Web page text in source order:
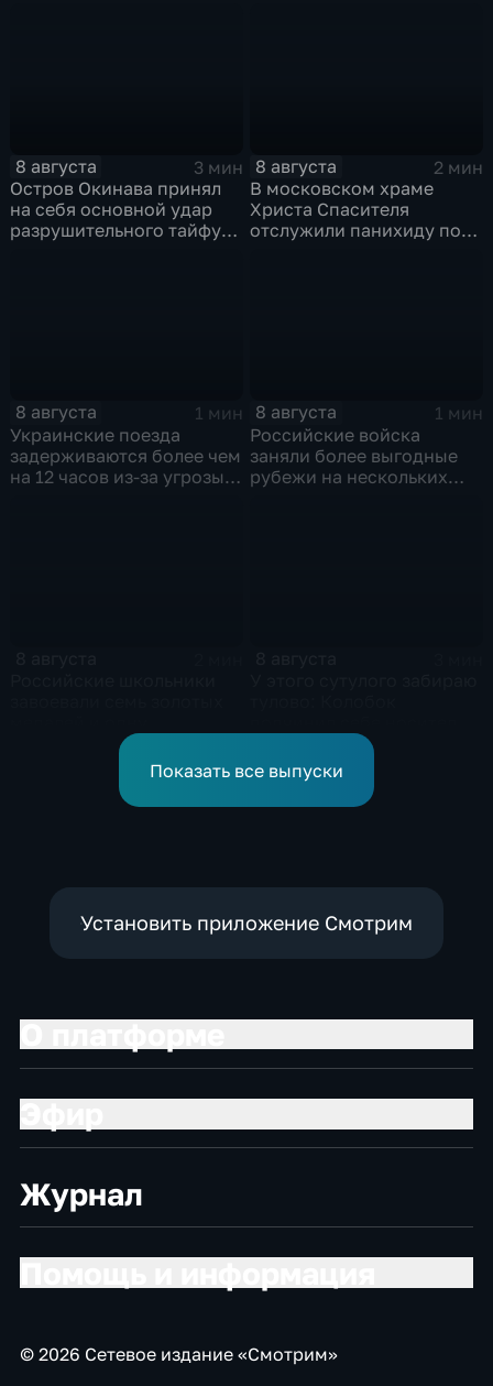
8 августа
3 мин
Остров Окинава принял
на себя основной удар
разрушительного тайфуна
8 августа
2 мин
В московском храме
Христа Спасителя
отслужили панихиду по
8 августа
1 мин
Украинские поезда
задерживаются более чем
на 12 часов из-за угрозы
8 августа
1 мин
Российские войска
заняли более выгодные
рубежи на нескольких
бронзовую на турнире по
новом сказочном
блокбастере
Показать все выпуски
Установить приложение Смотрим
Журнал
© 2026 Сетевое издание «Смотрим»